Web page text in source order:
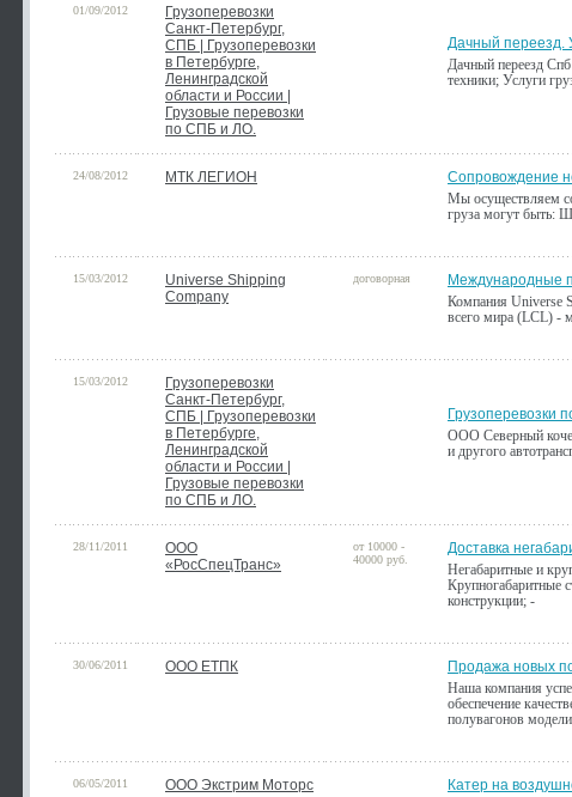
01/09/2012
Грузоперевозки
Санкт-Петербург,
СПБ | Грузоперевозки
в Петербурге,
Ленинградской
области и России |
Грузовые перевозки
по СПБ и ЛО.
Дачный переезд.
Дачный переезд
техники; Услуги
24/08/2012 МТК ЛЕГИОН
Сопровождение
Мы осуществляем
груза могут быть:
15/03/2012
Universe Shipping
Company
договорная
Международные
Компания Universe
всего мира (LCL) -
15/03/2012
Грузоперевозки
Санкт-Петербург,
СПБ | Грузоперевозки
в Петербурге,
Ленинградской
области и России |
Грузовые перевозки
по СПБ и ЛО.
Грузоперевозки
ООО Северный
и другого
28/11/2011
ООО
«РосСпецТранс»
от 10000 -
40000 руб.
Доставка
Негабаритные и
Крупногабаритные
конструкции; -
30/06/2011 ООО ЕТПК
Продажа новых
Наша компания
обеспечение
полувагонов модели
06/05/2011 ООО Экстрим Моторс
Катер на